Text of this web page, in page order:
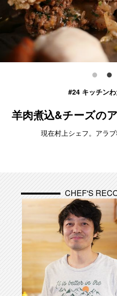
#24 キッチン
羊肉煮込&チーズの
現在村上シェフ。アラ
CHEF'S